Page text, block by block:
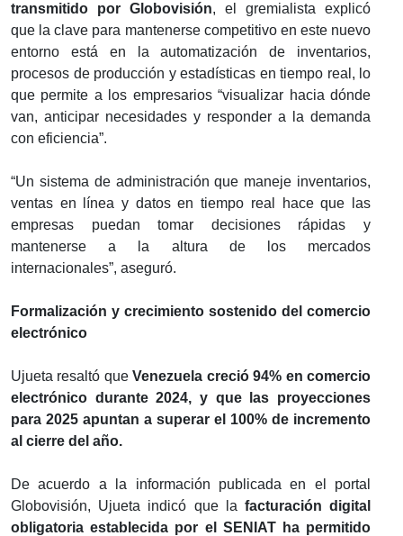
transmitido por Globovisión, el gremialista explicó
que la clave para mantenerse competitivo en este nuevo
entorno está en la automatización de inventarios,
procesos de producción y estadísticas en tiempo real, lo
que permite a los empresarios “visualizar hacia dónde
van, anticipar necesidades y responder a la demanda
con eficiencia”.
“Un sistema de administración que maneje inventarios,
ventas en línea y datos en tiempo real hace que las
empresas puedan tomar decisiones rápidas y
mantenerse a la altura de los mercados
internacionales”, aseguró.
Formalización y crecimiento sostenido del comercio
electrónico
Ujueta resaltó queVenezuela creció 94% en comercio
electrónico durante 2024, y que las proyecciones
para 2025 apuntan a superar el 100% de incremento
al cierre del año.
De acuerdo a la información publicada en el portal
Globovisión, Ujueta indicó que la facturación digital
obligatoria establecida por el SENIAT ha permitido